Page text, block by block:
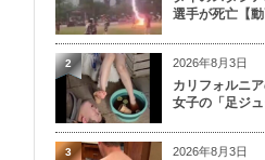
選手が死亡【動
2026年8月3日
カリフォルニ
女子の「足ジ
2
2026年8月3日
3